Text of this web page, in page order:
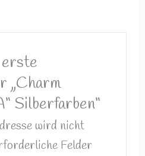
„Charm
Silberfarben“
wird nicht
Felder